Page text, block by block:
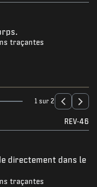
traçantes
1 sur 2
REV-46
directement dans le
traçantes